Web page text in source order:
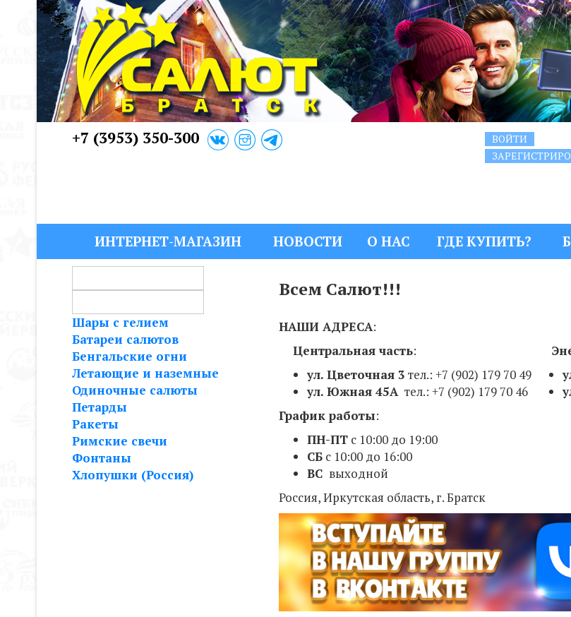
+7 (3953) 350-300
ВОЙТИ
ИНТЕРНЕТ-МАГАЗИН НОВОСТИ О НАС ГДЕ КУПИТЬ?
Шары с гелием
Батареи салютов
Бенгальские огни
Летающие и наземные
Одиночные салюты
Петарды
Ракеты
Римские свечи
Фонтаны
Хлопушки (Россия)
Всем Салют!!!
НАШИ АДРЕСА:
Центральная часть:
ул. Цветочная 3 тел.: +7 (902) 179 70 49
ул. Южная 45А тел.: +7 (902) 179 70 46
График работы:
ПН-ПТс 10:00 до 19:00
СБс 10:00 до 16:00
ВС выходной
Россия, Иркутская область, г. Братск